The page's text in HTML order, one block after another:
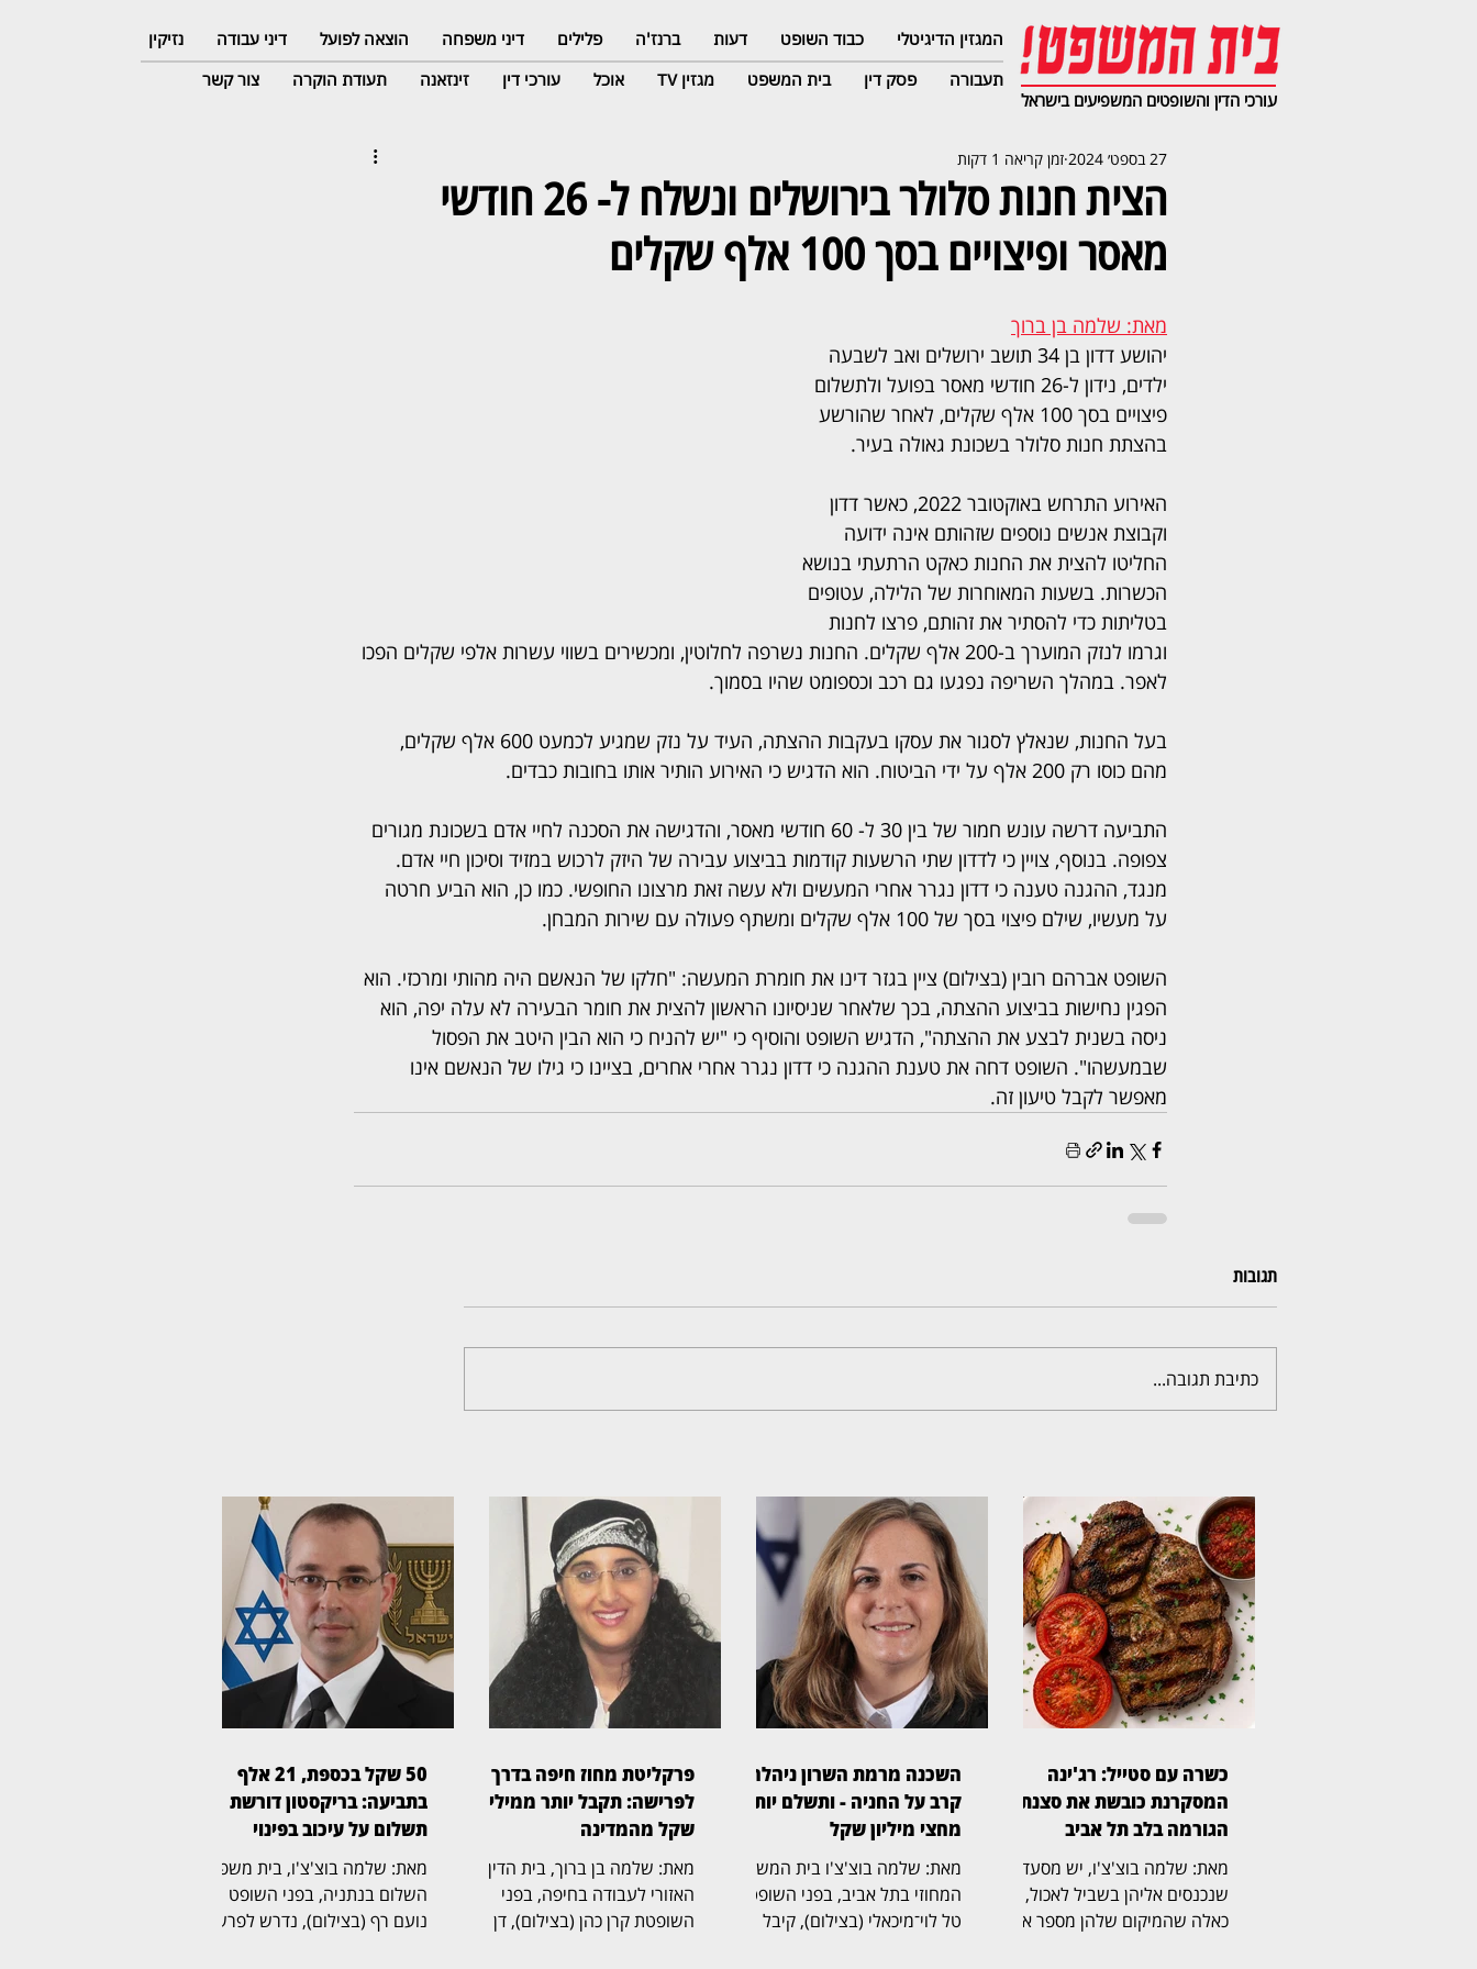
המגזין הדיגיטלי כבוד השופט דעות ברנז'ה פלילים דיני משפחה הוצאה לפועל דיני עבודה
נזיקין
תעבורה
פסק דין בית המשפט מגזין TV אוכל עורכי דין זינזאנה תעודת הוקרה צור קשר
עורכי הדין והשופטים המשפיעים בישראל
הצית חנות סלולר בירושלים ונשלח ל- 26 חודשי
מאסר ופיצויים בסך 100 אלף שקלים
27 בספט׳ 2024 זמן קריאה 1 דקות
מאת: שלמה בן ברוך
יהושע דדון בן 34 תושב ירושלים ואב לשבעה
ילדים, נידון ל-26 חודשי מאסר בפועל ולתשלום
פיצויים בסך 100 אלף שקלים, לאחר שהורשע
בהצתת חנות סלולר בשכונת גאולה בעיר.
האירוע התרחש באוקטובר 2022, כאשר דדון
וקבוצת אנשים נוספים שזהותם אינה ידועה
החליטו להצית את החנות כאקט הרתעתי בנושא
הכשרות. בשעות המאוחרות של הלילה, עטופים
בטליתות כדי להסתיר את זהותם, פרצו לחנות
וגרמו לנזק המוערך ב-200 אלף שקלים. החנות נשרפה לחלוטין, ומכשירים בשווי עשרות אלפי שקלים הפכו
לאפר. במהלך השריפה נפגעו גם רכב וכספומט שהיו בסמוך.
בעל החנות, שנאלץ לסגור את עסקו בעקבות ההצתה, העיד על נזק שמגיע לכמעט 600 אלף שקלים,
מהם כוסו רק 200 אלף על ידי הביטוח. הוא הדגיש כי האירוע הותיר אותו בחובות כבדים.
התביעה דרשה עונש חמור של בין 30 ל- 60 חודשי מאסר, והדגישה את הסכנה לחיי אדם בשכונת מגורים
צפופה. בנוסף, צויין כי לדדון שתי הרשעות קודמות בביצוע עבירה של היזק לרכוש במזיד וסיכון חיי אדם.
מנגד, ההגנה טענה כי דדון נגרר אחרי המעשים ולא עשה זאת מרצונו החופשי. כמו כן, הוא הביע חרטה
על מעשיו, שילם פיצוי בסך של 100 אלף שקלים ומשתף פעולה עם שירות המבחן.
השופט אברהם רובין (בצילום) ציין בגזר דינו את חומרת המעשה: "חלקו של הנאשם היה מהותי ומרכזי. הוא
הפגין נחישות בביצוע ההצתה, בכך שלאחר שניסיונו הראשון להצית את חומר הבעירה לא עלה יפה, הוא
ניסה בשנית לבצע את ההצתה", הדגיש השופט והוסיף כי "יש להניח כי הוא הבין היטב את הפסול
שבמעשהו". השופט דחה את טענת ההגנה כי דדון נגרר אחרי אחרים, בציינו כי גילו של הנאשם אינו
מאפשר לקבל טיעון זה.
תגובות
כתיבת תגובה...
כשרה עם סטייל: רג'ינה
המסקרנת כובשת את סצנת
הגורמה בלב תל אביב
מאת: שלמה בוצ'צ'ו, יש מסעדות
שנכנסים אליהן בשביל לאכול, ויש
כאלה שהמיקום שלהן מספר את
השכנה מרמת השרון ניהלה
קרב על החניה - ותשלם יותר
מחצי מיליון שקל
מאת: שלמה בוצ'צ'ו בית המשפט
המחוזי בתל אביב, בפני השופטת
טל לוי־מיכאלי (בצילום), קיבל
פרקליטת מחוז חיפה בדרך
לפרישה: תקבל יותר ממיליון
שקל מהמדינה
מאת: שלמה בן ברוך, בית הדין
האזורי לעבודה בחיפה, בפני
השופטת קרן כהן (בצילום), דן
50 שקל בכספת, 21 אלף
בתביעה: בריקסטון דורשת
תשלום על עיכוב בפינוי
מאת: שלמה בוצ'צ'ו, בית משפט
השלום בנתניה, בפני השופט
נועם רף (בצילום), נדרש לפרשה